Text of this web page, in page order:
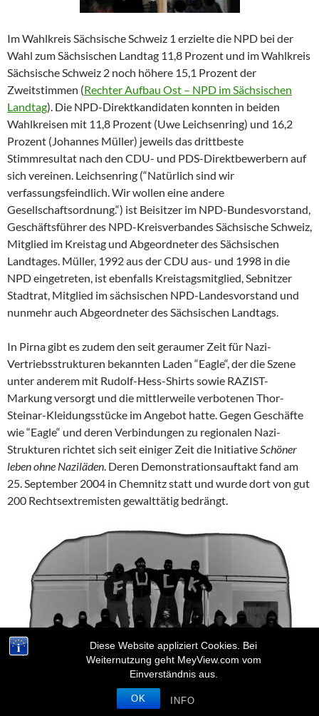
Diese Website appliziert Cookies. Bei
Weiternutzung geht MeyView.com vom
Einverständnis aus.
OK INFO
Im Wahlkreis Sächsische Schweiz 1 erzielte die NPD bei der
Wahl zum Sächsischen Landtag 11,8 Prozent und im Wahlkreis
Sächsische Schweiz 2 noch höhere 15,1 Prozent der
Zweitstimmen (Rechter Aufbau Ost – NPD im Sächsischen
Landtag). Die NPD-Direktkandidaten konnten in beiden
Wahlkreisen mit 11,8 Prozent (Uwe Leichsenring) und 16,2
Prozent (Johannes Müller) jeweils das drittbeste
Stimmresultat nach den CDU- und PDS-Direktbewerbern auf
sich vereinen. Leichsenring (“Natürlich sind wir
verfassungsfeindlich. Wir wollen eine andere
Gesellschaftsordnung.“) ist Beisitzer im NPD-Bundesvorstand,
Geschäftsführer des NPD-Kreisverbandes Sächsische Schweiz,
Mitglied im Kreistag und Abgeordneter des Sächsischen
Landtages. Müller, 1992 aus der CDU aus- und 1998 in die
NPD eingetreten, ist ebenfalls Kreistagsmitglied, Sebnitzer
Stadtrat, Mitglied im sächsischen NPD-Landesvorstand und
nunmehr auch Abgeordneter des Sächsischen Landtags.
In Pirna gibt es zudem den seit geraumer Zeit für Nazi-
Vertriebsstrukturen bekannten Laden “Eagle“, der die Szene
unter anderem mit Rudolf-Hess-Shirts sowie RAZIST-
Markung versorgt und die mittlerweile verbotenen Thor-
Steinar-Kleidungsstücke im Angebot hatte. Gegen Geschäfte
wie “Eagle“ und deren Verbindungen zu regionalen Nazi-
Strukturen richtet sich seit einiger Zeit die InitiativeSchöner
leben ohne Naziläden. Deren Demonstrationsauftakt fand am
25. September 2004 in Chemnitz statt und wurde dort von gut
200 Rechtsextremisten gewalttätig bedrängt.